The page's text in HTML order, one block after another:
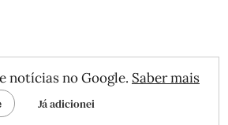
notícias no Google. Saber mais
Já adicionei